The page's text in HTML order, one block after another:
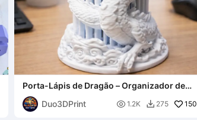
Porta-Lápis de Dragão – Organizador de
Mesa de Fantasia 3D
Duo3DPrint
 1.2K  275 150